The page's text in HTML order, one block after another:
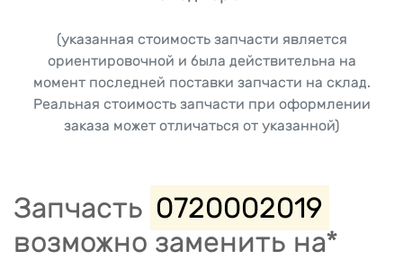
(указанная стоимость запчасти является
ориентировочной и была действительна на
момент последней поставки запчасти на склад.
Реальная стоимость запчасти при оформлении
заказа может отличаться от указанной)
Запчасть 0720002019
возможно заменить на*